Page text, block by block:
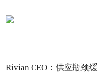
Rivian CEO：供应瓶颈缓